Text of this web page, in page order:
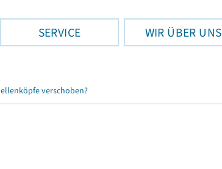
SERVICE WIR ÜBER UNS
verschoben?